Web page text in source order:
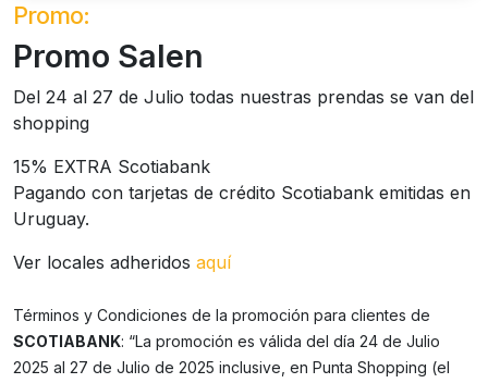
Promo:
Promo Salen
Del 24 al 27 de Julio todas nuestras prendas se van del
shopping
15% EXTRA Scotiabank
Pagando con tarjetas de crédito Scotiabank emitidas en
Uruguay.
Ver locales adheridos aquí
Términos y Condiciones de la promoción para clientes de
SCOTIABANK: “La promoción es válida del día 24 de Julio
2025 al 27 de Julio de 2025 inclusive, en Punta Shopping (el